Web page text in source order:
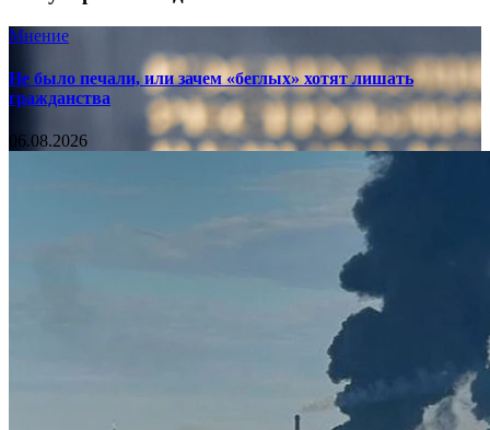
Мнение
Не было печали, или зачем «беглых» хотят лишать
гражданства
06.08.2026